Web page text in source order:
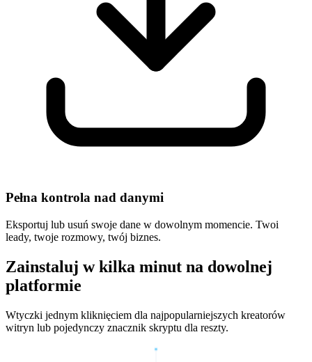
Pełna kontrola nad danymi
Eksportuj lub usuń swoje dane w dowolnym momencie. Twoi
leady, twoje rozmowy, twój biznes.
Zainstaluj w kilka minut na dowolnej
platformie
Wtyczki jednym kliknięciem dla najpopularniejszych kreatorów
witryn lub pojedynczy znacznik skryptu dla reszty.